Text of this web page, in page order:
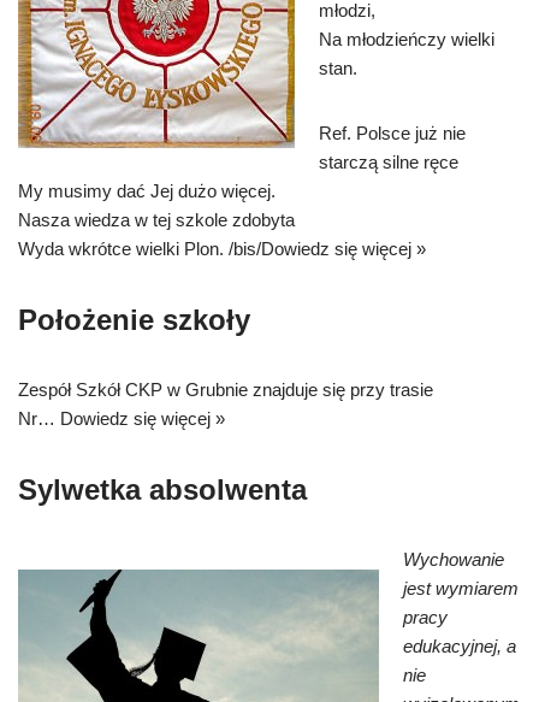
młodzi,
Na młodzieńczy wielki
stan.
Ref. Polsce już nie
starczą silne ręce
My musimy dać Jej dużo więcej.
Nasza wiedza w tej szkole zdobyta
Wyda wkrótce wielki Plon. /bis/Dowiedz się więcej »
Położenie szkoły
Zespół Szkół CKP w Grubnie znajduje się przy trasie
Nr… Dowiedz się więcej »
Sylwetka absolwenta
Wychowanie
jest wymiarem
pracy
edukacyjnej, a
nie